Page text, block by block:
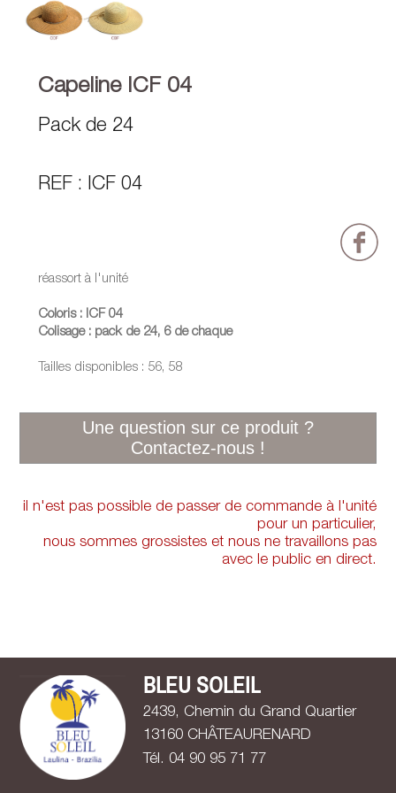
Capeline ICF 04
Pack de 24
REF : ICF 04
réassort à l'unité
Coloris : ICF 04
Colisage : pack de 24, 6 de chaque
Tailles disponibles : 56, 58
il n'est pas possible de passer de commande à l'unité
pour un particulier,
nous sommes grossistes et nous ne travaillons pas
avec le public en direct.
BLEU SOLEIL
2439, Chemin du Grand Quartier
13160 CHÂTEAURENARD
Tél. 04 90 95 71 77